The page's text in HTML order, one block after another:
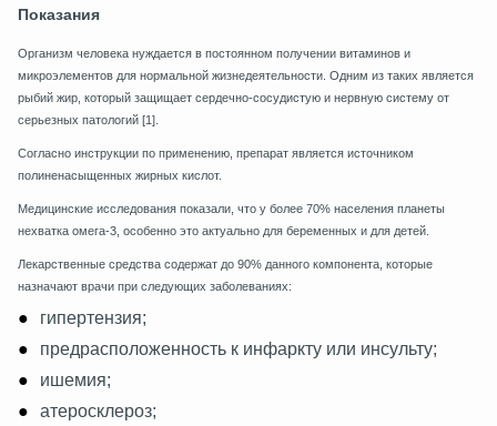
Показания
Организм человека нуждается в постоянном получении витаминов и
микроэлементов для нормальной жизнедеятельности. Одним из таких является
рыбий жир, который защищает сердечно-сосудистую и нервную систему от
серьезных патологий [1].
Согласно инструкции по применению, препарат является источником
полиненасыщенных жирных кислот.
Медицинские исследования показали, что у более 70% населения планеты
нехватка омега-3, особенно это актуально для беременных и для детей.
Лекарственные средства содержат до 90% данного компонента, которые
назначают врачи при следующих заболеваниях:
гипертензия;
предрасположенность к инфаркту или инсульту;
ишемия;
атеросклероз;